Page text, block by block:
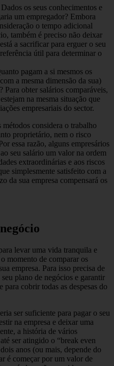
Dados os seus conhecimentos e
um empregador? Embora
o tempo adicional
também é preciso não deixar
a sacrificar para erguer o seu
útil para determinar o
pagam a si mesmos os
a mesma dimensão da sua)
Para obter salários comparáveis,
na mesma situação que
empresariais do sector.
considera o trabalho
proprietário, nem o risco
essa razão, alguns empresários
seu salário um valor na ordem
extraordinárias e aos riscos
simplesmente satisfeito com a
da sua empresa compensará os
levar uma vida tranquila e
momento de comparar os
empresa. Para isso precisa de
plano de negócios e garantir
cobrir todas as despesas do
ser suficiente para pagar o seu
na empresa e deixar uma
a história de vários
ser atingido o “break even
anos (ou mais, depende do
é começar por um valor de